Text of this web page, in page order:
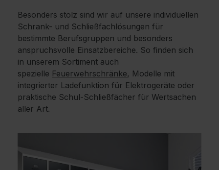
Besonders stolz sind wir auf unsere individuellen
Schrank- und Schließfachlösungen für
bestimmte Berufsgruppen und besonders
anspruchsvolle Einsatzbereiche. So finden sich
in unserem Sortiment auch
spezielle Feuerwehrschränke, Modelle mit
integrierter Ladefunktion für Elektrogeräte oder
praktische Schul-Schließfächer für Wertsachen
aller Art.